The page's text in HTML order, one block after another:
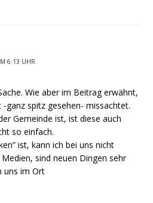
6:13 UHR
Wie aber im Beitrag erwähnt,
ganz spitz gesehen- missachtet.
Gemeinde ist, ist diese auch
so einfach.
ist, kann ich bei uns nicht
sind neuen Dingen sehr
uns im Ort